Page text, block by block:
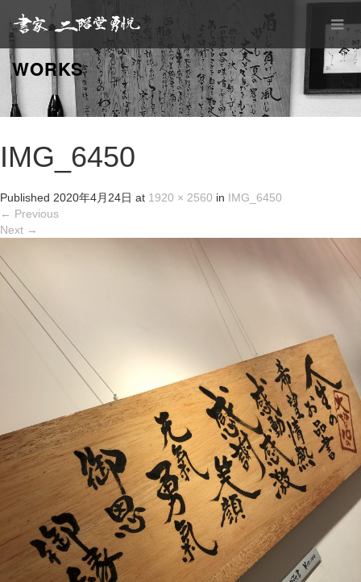
WORKS
IMG_6450
Published 2020年4月24日 at 1920 × 2560 in IMG_6450
← Previous
Next →